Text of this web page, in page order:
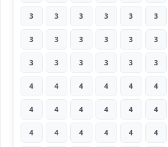
3 3 3 3 3 3
3 3 3 3 3 3
3 3 3 3 3 3
4 4 4 4 4 4
4 4 4 4 4 4
4 4 4 4 4 4